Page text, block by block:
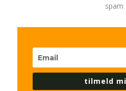
spam
tilmeld